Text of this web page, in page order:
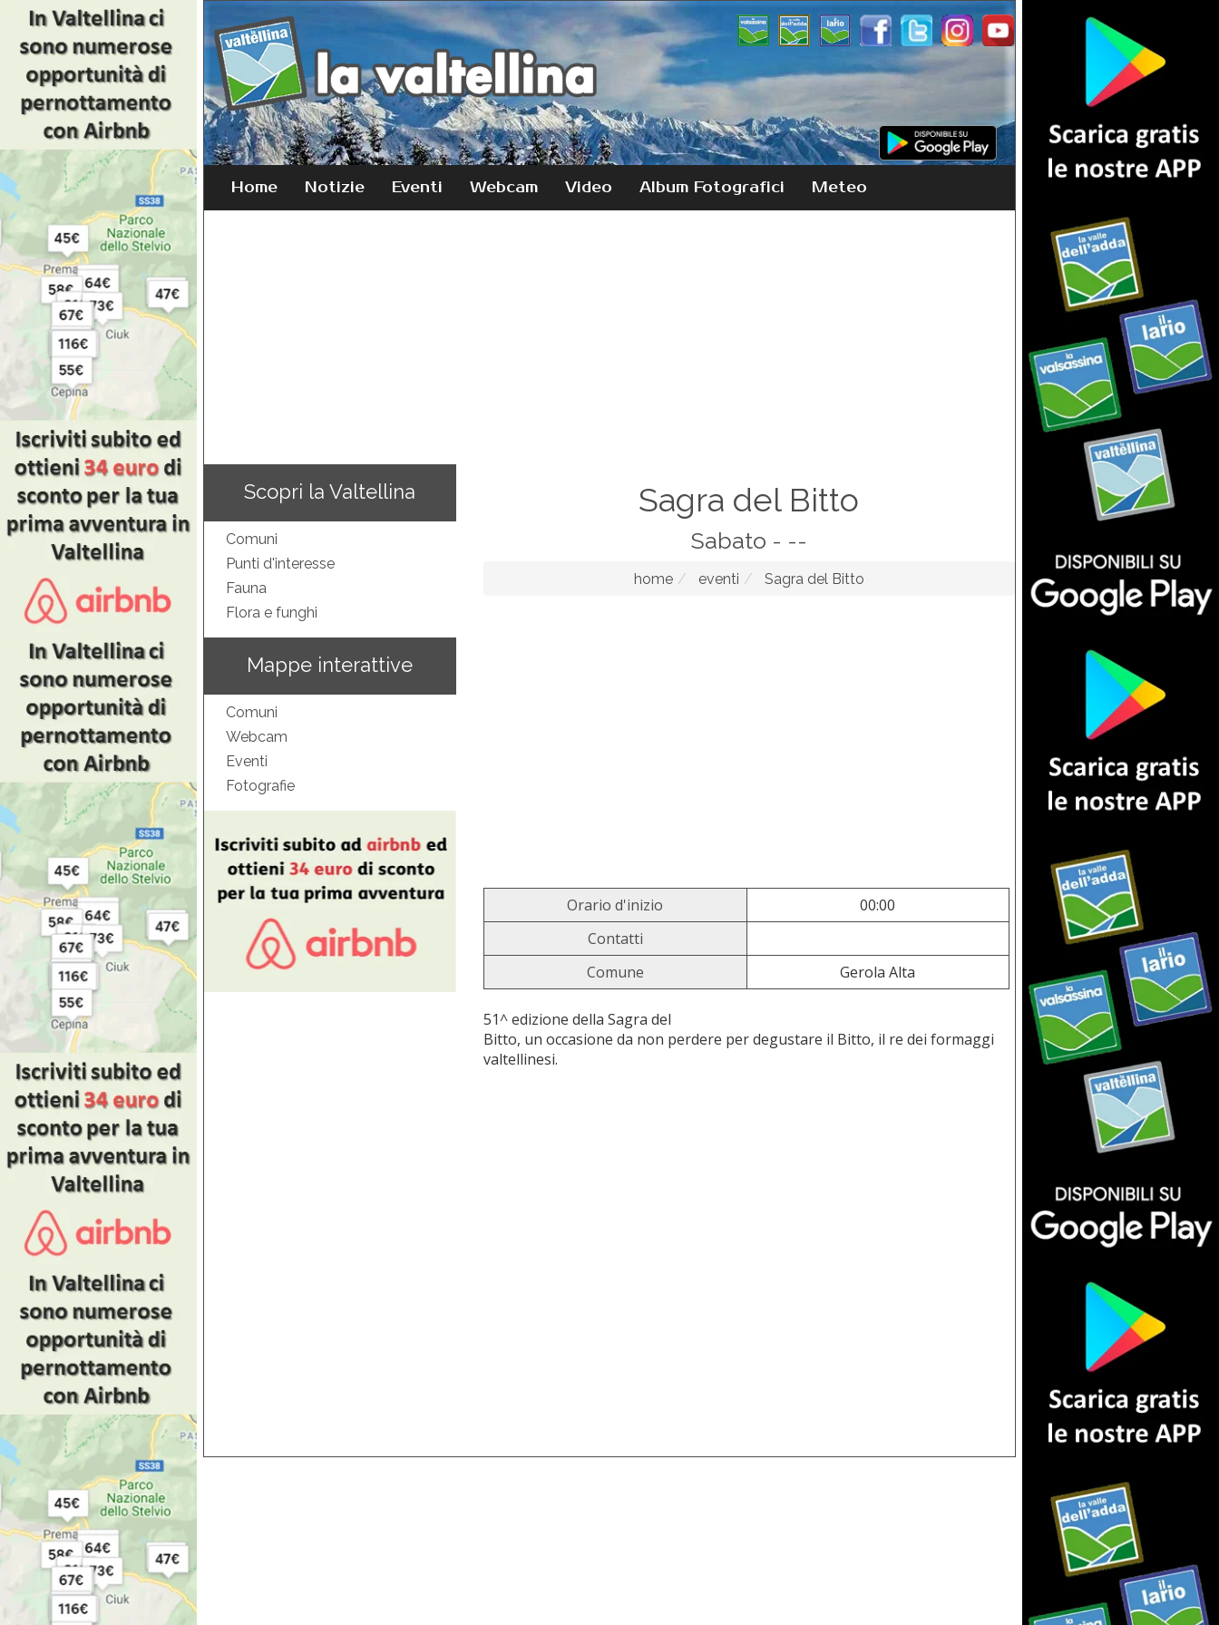
Home Notizie Eventi Webcam Video Album Fotografici Meteo
Scopri la Valtellina
Comuni
Punti d'interesse
Fauna
Flora e funghi
Mappe interattive
Comuni
Webcam
Eventi
Fotografie
Sagra del Bitto
Sabato - --
home eventi Sagra del Bitto
Orario d'inizio
00:00
Contatti
Comune
Gerola Alta
51^ edizione della Sagra del
Bitto, un occasione da non perdere per degustare il Bitto, il re dei formaggi
valtellinesi.